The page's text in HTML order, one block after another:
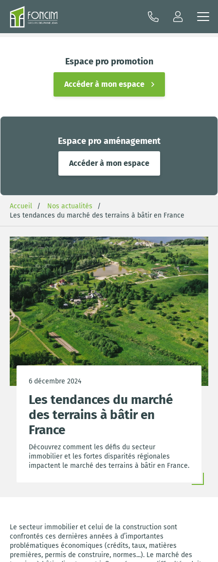
Espace pro aménagement
Accéder à mon espace
Espace pro promotion
Accéder à mon espace
Accueil
Nos actualités
Les tendances du marché des terrains à bâtir en France
6 décembre 2024
Les tendances du marché
des terrains à bâtir en
France
Découvrez comment les défis du secteur
immobilier et les fortes disparités régionales
impactent le marché des terrains à bâtir en France.
Le secteur immobilier et celui de la construction sont
confrontés ces dernières années à d’importantes
problématiques économiques (crédits, taux, matières
premières, permis de construire, normes...). Le marché des